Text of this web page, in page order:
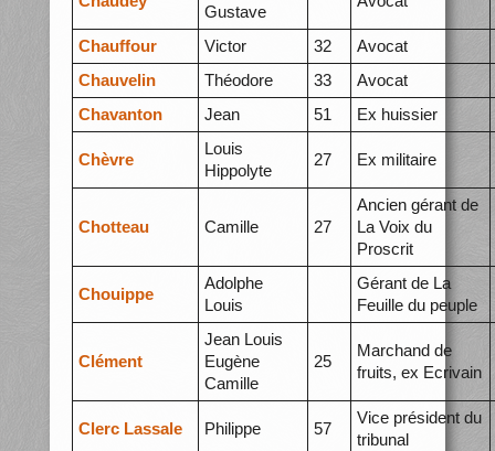
Gustave
Chauffour Victor 32
Avocat
Chauvelin
Théodore 33
Avocat
Chavanton
Jean 51 Ex huissier
Chèvre
Louis
Hippolyte
27 Ex militaire
Chotteau Camille 27
Ancien gérant de
La Voix du
Proscrit
Chouippe
Adolphe
Louis
Gérant de La
Feuille du peuple
Clément
Jean Louis
Eugène
Camille
25
Marchand de
fruits, ex Ecrivain
Clerc Lassale Philippe 57
Vice président du
tribunal